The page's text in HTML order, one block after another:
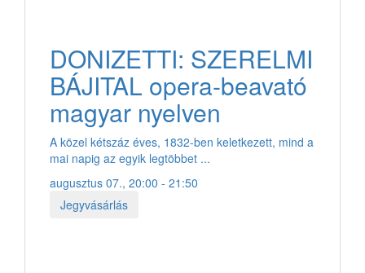
DONIZETTI: SZERELMI
BÁJITAL opera-beavató
magyar nyelven
A közel kétszáz éves, 1832-ben keletkezett, mind a
mai napig az egyik legtöbbet ...
augusztus 07., 20:00 - 21:50
Jegyvásárlás